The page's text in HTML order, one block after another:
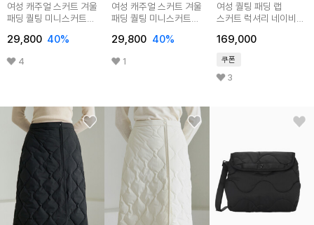
여성 캐주얼 스커트 겨울
패딩 퀄팅 미니스커트
29,800 40%
4
여성 캐주얼 스커트 겨울
패딩 퀄팅 미니스커트
29,800 40%
1
여성 퀄팅 패딩 랩
스커트 럭셔리 네이비
169,000
쿠폰
3